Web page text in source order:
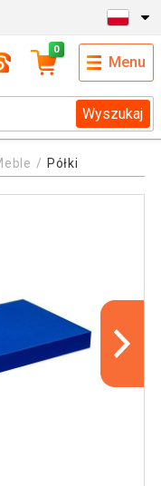
Wyszukaj
0
Menu
Półki